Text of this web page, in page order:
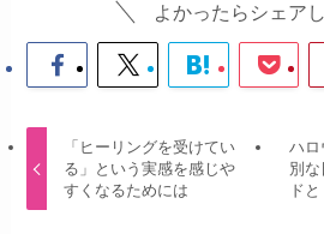
よかったらシェア
「ヒーリングを受けてい
る」という実感を感じや
すくなるためには
ハ
別
ド